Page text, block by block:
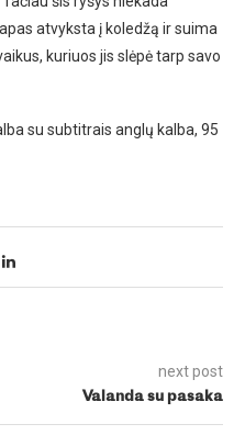
atvyksta į koledžą ir suima
kuriuos jis slėpė tarp savo
su subtitrais anglų kalba, 95
next post
Valanda su pasaka